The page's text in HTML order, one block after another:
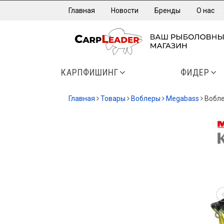
Главная Новости Бренды О нас
КАРПФИШИНГ ФИДЕР
Главная Товары Воблеры Megabass
-